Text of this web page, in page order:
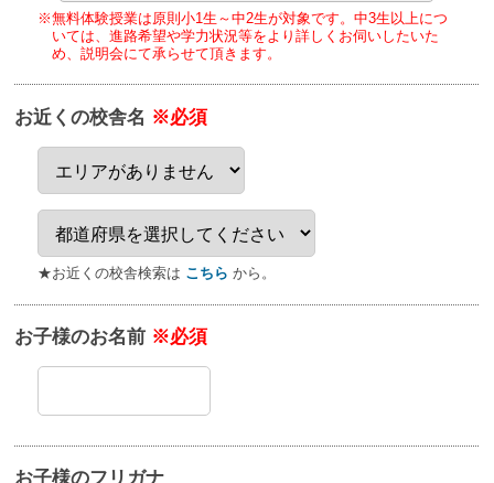
※無料体験授業は原則小1生～中2生が対象です。中3生以上につ
いては、進路希望や学力状況等をより詳しくお伺いしたいた
め、説明会にて承らせて頂きます。
お近くの校舎名 ※必須
★お近くの校舎検索は こちら から。
お子様のお名前 ※必須
お子様のフリガナ